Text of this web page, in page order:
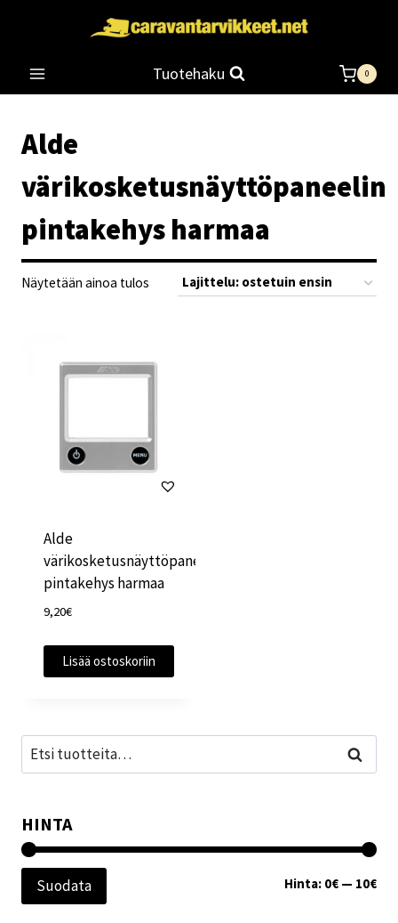
Tuotehaku 0
Alde
värikosketusnäyttöpaneelin
pintakehys harmaa
Näytetään ainoa tulos
Alde
värikosketusnäyttöpaneelin
pintakehys harmaa
9,20€
Lisää ostoskoriin
Etsi: Haku
HINTA
Suodata Hinta: 0€ — 10€